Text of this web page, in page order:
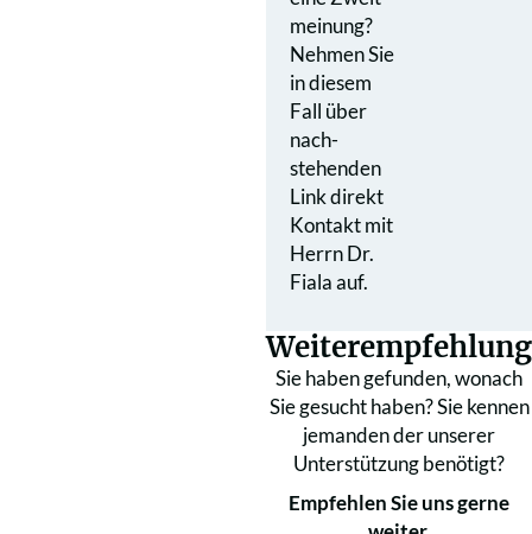
meinung?
Nehmen Sie
in diesem
Fall über
nach­
stehenden
Link direkt
Kontakt mit
Herrn Dr.
Fiala auf.
Weiterempfehlung
Sie haben gefunden, wonach
Sie gesucht haben? Sie kennen
jemanden der unserer
Unterstützung benötigt?
Empfehlen Sie uns gerne